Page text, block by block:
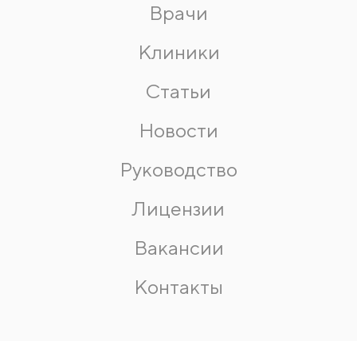
Врачи
Клиники
Статьи
Новости
Руководство
Лицензии
Вакансии
Контакты